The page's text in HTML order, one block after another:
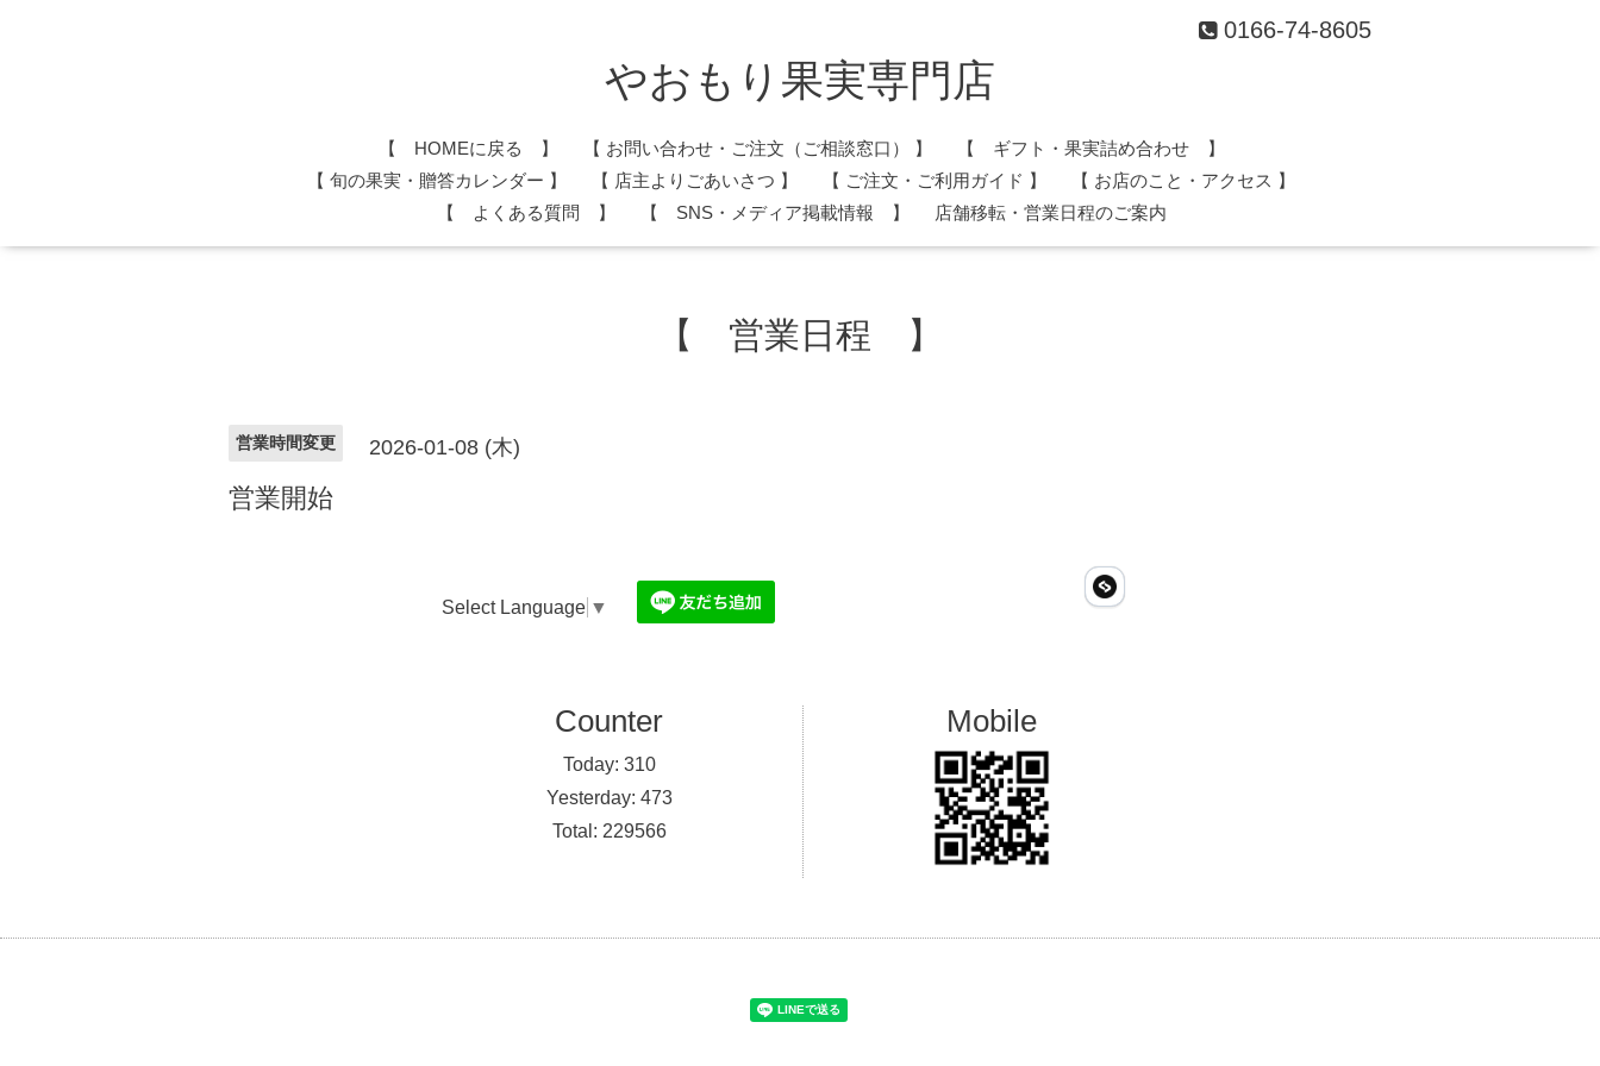
0166-74-8605
やおもり果実専門店
【 HOMEに戻る 】 ​【 お問い合わせ・ご注文（ご相談窓口） 】
【 ギフト・果実詰め合わせ 】
​【 旬の果実・贈答カレンダー 】
​【 店主よりごあいさつ 】 【 ご注文・ご利用ガイド 】
【 お店のこと・アクセス 】
【 よくある質問 】
【 SNS・メディア掲載情報 】 店舗移転・営業日程のご案内
【 営業日程 】
営業時間変更 2026-01-08 (木)
営業開始
Select Language ▼
Counter
Today: 310
Yesterday: 473
Total: 229566
Mobile